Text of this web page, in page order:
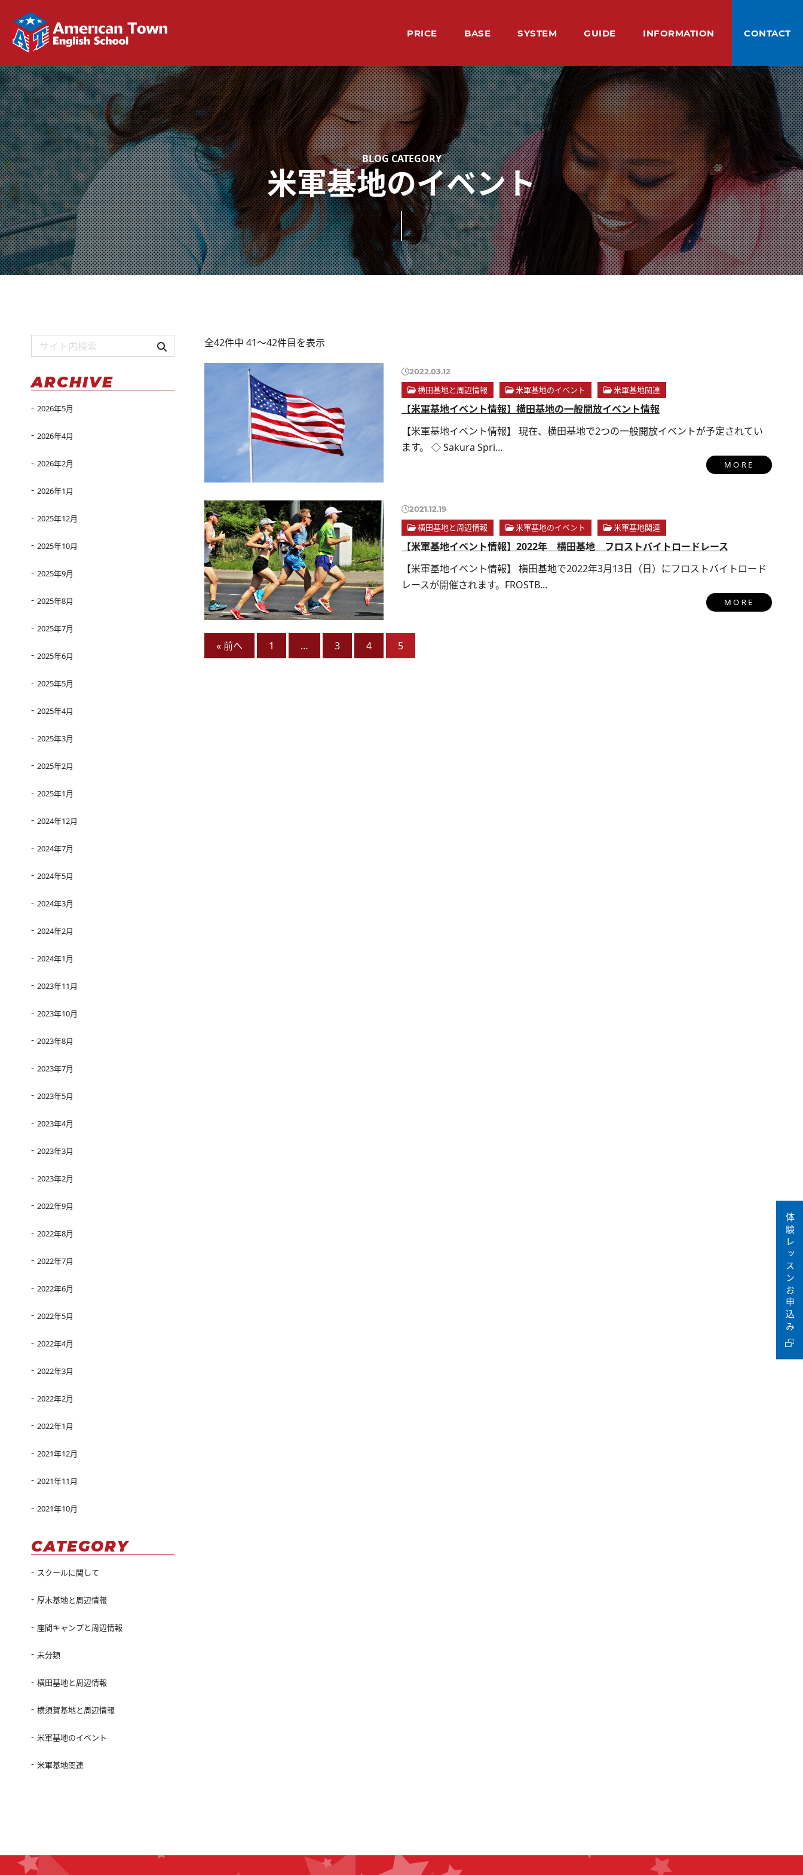
PRICE
料金 BASE
レッスン場所 SYSTEM
システム
LESSON
レッスン
HOME STAY
ホームステイ
TEACHERS
先生紹介
VOICE
生徒様の声
BUSINESS SUPPORT
インバウンド接客トレーニング
GUIDE
ご利用案内
CAUTION
注意事項
Q&A
よくある質問
INFORMATION
基本情報
ABOUT US
私たちについて
BLOG
ブログ
CONTACT
お問い合わせ
米軍基地のイベント
全42件中 41〜42件目を表示
2022.03.12
横田基地と周辺情報 米軍基地のイベント 米軍基地関連
【米軍基地イベント情報】横田基地の一般開放イベント情報
【米軍基地イベント情報】 現在、横田基地で2つの一般開放イベントが予定されてい
ます。 ◇ Sakura Spri...
MORE
2021.12.19
横田基地と周辺情報 米軍基地のイベント 米軍基地関連
【米軍基地イベント情報】2022年 横田基地 フロストバイトロードレース
【米軍基地イベント情報】 横田基地で2022年3月13日（日）にフロストバイトロード
レースが開催されます。FROSTB...
MORE
« 前へ 1 … 3 4 5
ARCHIVE
2026年5月
2026年4月
2026年2月
2026年1月
2025年12月
2025年10月
2025年9月
2025年8月
2025年7月
2025年6月
2025年5月
2025年4月
2025年3月
2025年2月
2025年1月
2024年12月
2024年7月
2024年5月
2024年3月
2024年2月
2024年1月
2023年11月
2023年10月
2023年8月
2023年7月
2023年5月
2023年4月
2023年3月
2023年2月
2022年9月
2022年8月
2022年7月
2022年6月
2022年5月
2022年4月
2022年3月
2022年2月
2022年1月
2021年12月
2021年11月
2021年10月
CATEGORY
スクールに関して
厚木基地と周辺情報
座間キャンプと周辺情報
未分類
横田基地と周辺情報
横須賀基地と周辺情報
米軍基地のイベント
米軍基地関連
体験レッスンお申込み